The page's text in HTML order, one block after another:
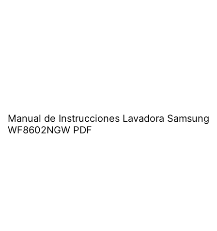
Manual de Instrucciones Lavadora Samsung
WF8602NGW PDF